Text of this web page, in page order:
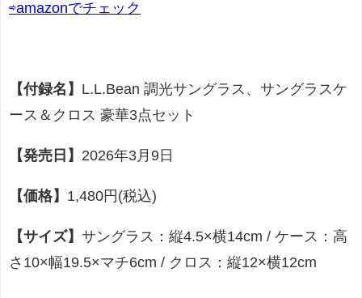
⇨amazonでチェック
【付録名】 L.L.Bean 調光サングラス、サングラスケ
ース＆クロス 豪華3点セット
【発売日】 2026年3月9日
【価格】 1,480円(税込)
【サイズ】 サングラス：縦4.5×横14cm / ケース：高
さ10×幅19.5×マチ6cm / クロス：縦12×横12cm